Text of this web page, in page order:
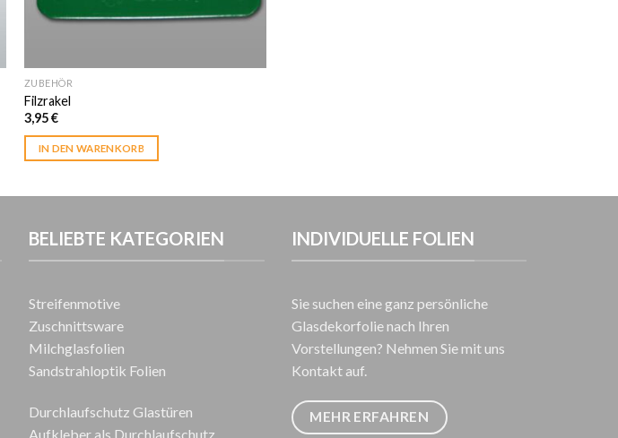
ZUBEHÖR
Filzrakel
3,95€
IN DEN WARENKORB
BELIEBTE KATEGORIEN
Streifenmotive
Zuschnittsware
Milchglasfolien
Sandstrahloptik Folien
Durchlaufschutz Glastüren
Aufkleber als Durchlaufschutz
INDIVIDUELLE FOLIEN
Sie suchen eine ganz persönliche
Glasdekorfolie nach Ihren
Vorstellungen? Nehmen Sie mit uns
Kontakt auf.
MEHR ERFAHREN